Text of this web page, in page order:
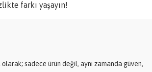
farkı yaşayın!
sadece ürün değil, aynı zamanda güven,